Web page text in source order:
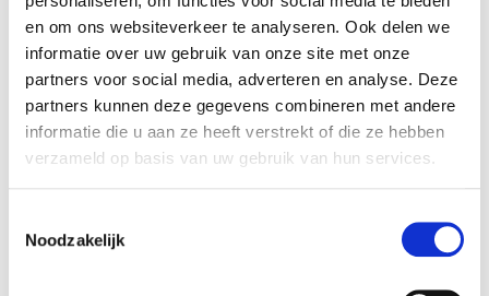
en om ons websiteverkeer te analyseren. Ook delen we
informatie over uw gebruik van onze site met onze
partners voor social media, adverteren en analyse. Deze
partners kunnen deze gegevens combineren met andere
informatie die u aan ze heeft verstrekt of die ze hebben
verzameld op basis van uw gebruik van hun services.
Noodzakelijk
Doe mee en betaal € 0,10 per deelnemer extra. Die
geven wij uiteraard aan het goede doel.
Kleine bedragen, hopelijk dus geen drempel om met ons
mee te doen! Met elkaar kunnen we echt een wezenlijk
steentje bijdragen.